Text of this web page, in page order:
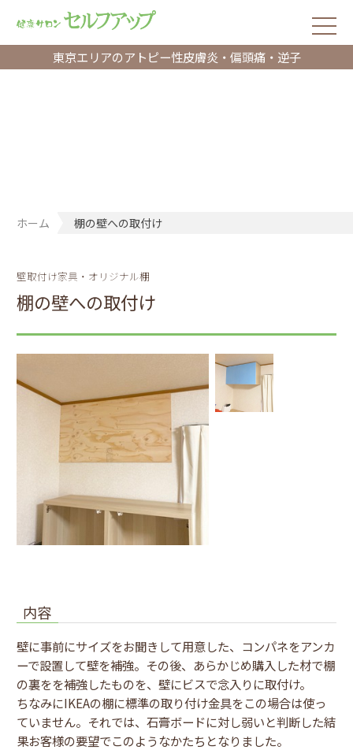
東京エリアのアトピー性皮膚炎・偏頭痛・逆子
ホーム 棚の壁への取付け
壁取付け家具・オリジナル棚
棚の壁への取付け
内容
壁に事前にサイズをお聞きして用意した、コンパネをアンカ
ーで設置して壁を補強。その後、あらかじめ購入した材で棚
の裏をを補強したものを、壁にビスで念入りに取付け。
ちなみにIKEAの棚に標準の取り付け金具をこの場合は使っ
ていません。それでは、石膏ボードに対し弱いと判断した結
果お客様の要望でこのようなかたちとなりました。